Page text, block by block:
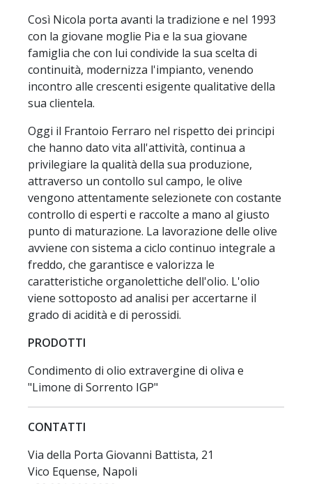
Così Nicola porta avanti la tradizione e nel 1993
con la giovane moglie Pia e la sua giovane
famiglia che con lui condivide la sua scelta di
continuità, modernizza l'impianto, venendo
incontro alle crescenti esigente qualitative della
sua clientela.
Oggi il Frantoio Ferraro nel rispetto dei principi
che hanno dato vita all'attività, continua a
privilegiare la qualità della sua produzione,
attraverso un contollo sul campo, le olive
vengono attentamente selezionete con costante
controllo di esperti e raccolte a mano al giusto
punto di maturazione. La lavorazione delle olive
avviene con sistema a ciclo continuo integrale a
freddo, che garantisce e valorizza le
caratteristiche organolettiche dell'olio. L'olio
viene sottoposto ad analisi per accertarne il
grado di acidità e di perossidi.
PRODOTTI
Condimento di olio extravergine di oliva e
"Limone di Sorrento IGP"
CONTATTI
Via della Porta Giovanni Battista, 21
Vico Equense, Napoli